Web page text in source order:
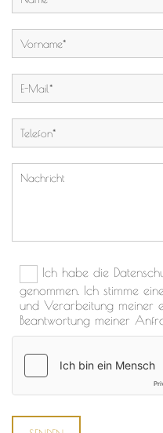
Ich habe die
genommen. Ich stimme
und Verarbeitung meiner
Beantwortung meiner